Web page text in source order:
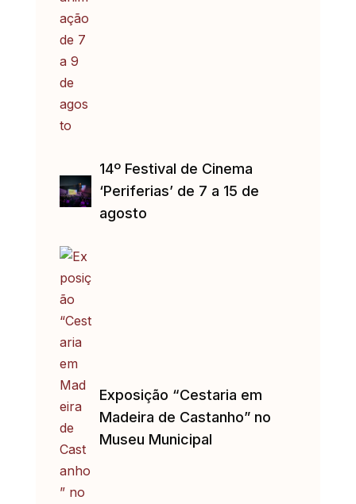
14º Festival de Cinema
‘Periferias’ de 7 a 15 de
agosto
Exposição “Cestaria em
Madeira de Castanho” no
Museu Municipal